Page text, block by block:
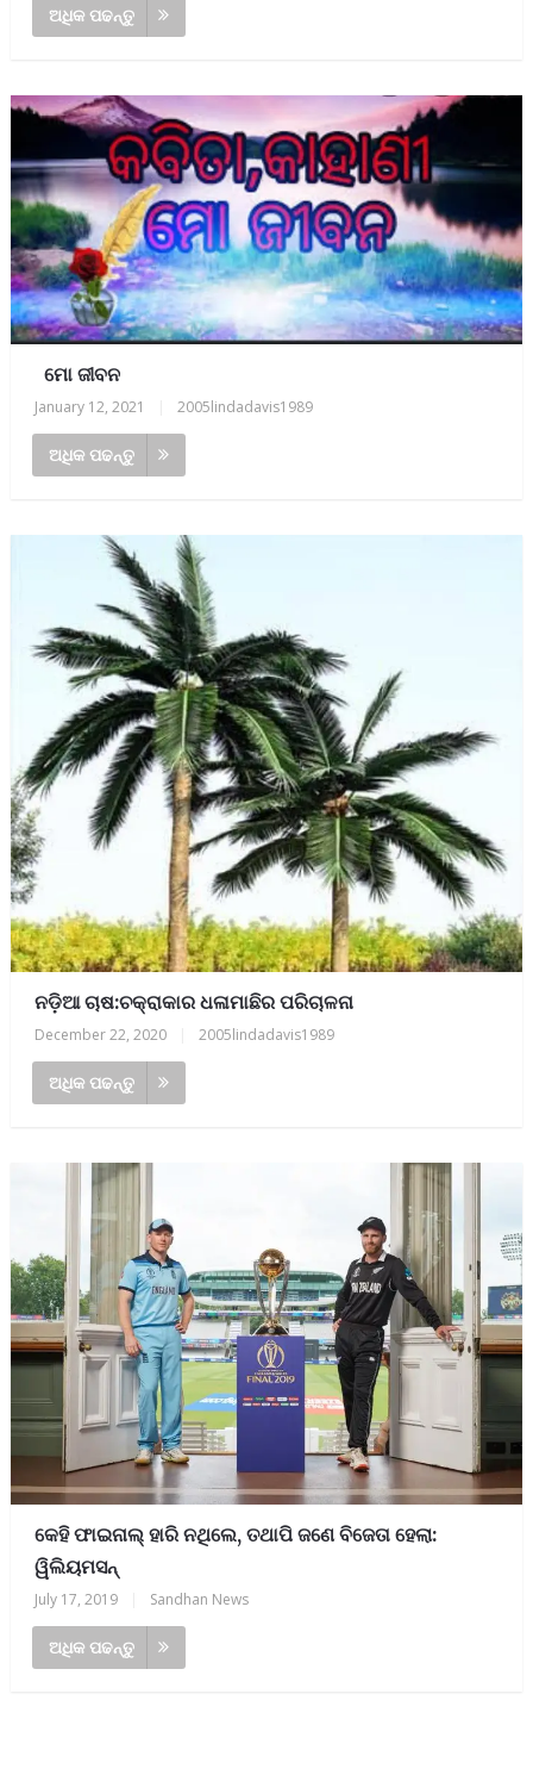
ଅଧିକ ପଢନ୍ତୁ
ମୋ ଜୀବନ
January 12, 2021 2005lindadavis1989
ଅଧିକ ପଢନ୍ତୁ
ନଡ଼ିଆ ଚାଷ:ଚକ୍ରାକାର ଧଳାମାଛିର ପରିଚାଳନା
December 22, 2020 2005lindadavis1989
ଅଧିକ ପଢନ୍ତୁ
କେହି ଫାଇନାଲ୍ ହାରି ନଥିଲେ, ତଥାପି ଜଣେ ବିଜେତା ହେଲା:
ୱିଲିୟମସନ୍
July 17, 2019 Sandhan News
ଅଧିକ ପଢନ୍ତୁ